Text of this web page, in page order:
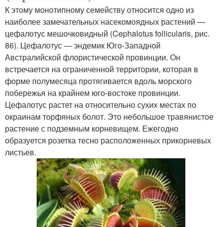
К этому монотипному семейству относится одно из
наиболее замечательных насекомоядных растений —
цефалотус мешочковидный (Cephalotus follicularis, рис.
86). Цефалотус — эндемик Юго-Западной
Австралийской флористической провинции. Он
встречается на ограниченной территории, которая в
форме полумесяца протягивается вдоль морского
побережья на крайнем юго-востоке провинции.
Цефалотус растет на относительно сухих местах по
окраинам торфяных болот. Это небольшое травянистое
растение с подземным корневищем. Ежегодно
образуется розетка тесно расположенных прикорневых
листьев.